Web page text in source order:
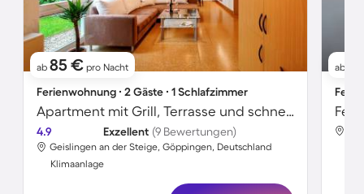
ab 85 € pro Nacht
Ferienwohnung ∙ 2 Gäste ∙ 1 Schlafzimmer
Apartment mit Grill, Terrasse und schnellem Internet | Gartenblick | Ideal für Homeoffice
4.9 Exzellent (9 Bewertungen)
Geislingen an der Steige, Göppingen, Deutschland
Klimaanlage
ab